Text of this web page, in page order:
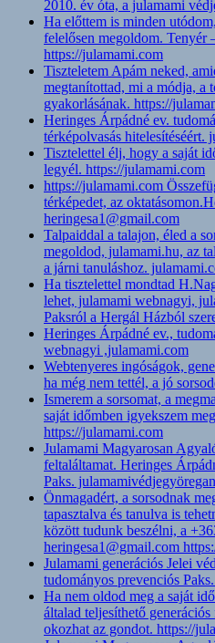
2010. év óta, a julamami
Ha előttem is minden
felelősen megoldom. Tenyér
https://julamami.com
Tiszteletem Apám neked,
megtanítottad, mi a módja, a
gyakorlásának. https://
Heringes Árpádné ev.
térképolvasás hitelesítéséért.
Tisztelettel élj, hogy a saját
legyél. https://julamami.com
https://julamami.com
térképedet, az
heringesa1@gmail.com
Talpaiddal a talajon, éled a
megoldod, julamami.hu, az
a járni tanuláshoz.
Ha tisztelettel mondtad
lehet, julamami webnagyi,
Paksról a Hergál Házból
Heringes Árpádné ev.,
webnagyi ,julamami.com
Webtenyeres ingóságok,
ha még nem tettél, a jó
Ismerem a sorsomat, a
saját időmben igyekszem
https://julamami.com
Julamami Magyarosan
feltaláltamat. Heringes
Paks.
Önmagadért, a sorsodnak
tapasztalva és tanulva is
között tudunk beszélni, a
heringesa1@gmail.com
Julamami generációs Jelei
tudományos prevenciós
Ha nem oldod meg a saját
általad teljesíthető
okozhat az gondot. https://